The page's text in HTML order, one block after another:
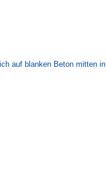
auf blanken Beton mitten in